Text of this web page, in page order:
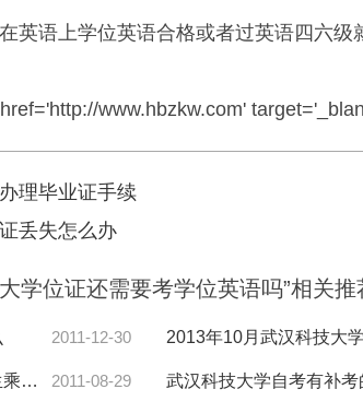
英语上学位英语合格或者过英语四六级
http://www.hbzkw.com'
理毕业证手续
丢失怎么办
学位证还需要考学位英语吗”相关推
2011-12-30
武汉公交发布武汉科技大学自考新生乘车手册 方便新生开学 2011-08-29 武汉科技大学自考有补